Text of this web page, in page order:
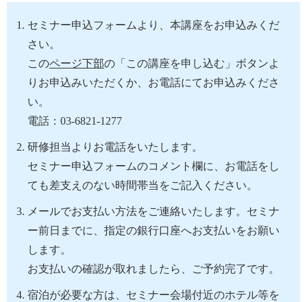
セミナー申込フォームより、本講座をお申込みくだ
さい。
このページ下部の「この講座を申し込む」ボタンよ
りお申込みいただくか、お電話にてお申込みくださ
い。
電話：03-6821-1277
研修担当よりお電話をいたします。
セミナー申込フォームのコメント欄に、お電話をし
ても差支えのない時間帯当をご記入ください。
メールでお支払い方法をご連絡いたします。セミナ
ー前日までに、指定の銀行口座へお支払いをお願い
します。
お支払いの確認が取れましたら、ご予約完了です。
宿泊が必要な方は、セミナー会場付近のホテル等を